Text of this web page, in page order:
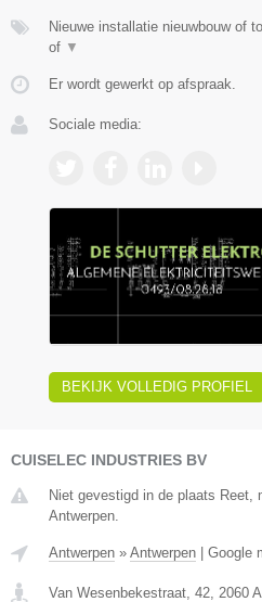
Nieuwe installatie nieuwbouw of
of ▼
Er wordt gewerkt op afspraak.
Sociale media:
BEKIJK VOLLEDIG PROFIEL
CUISELEC INDUSTRIES BV
Niet gevestigd in de plaats Reet,
Antwerpen.
Antwerpen » Antwerpen Google
Van Wesenbekestraat, 42 2060